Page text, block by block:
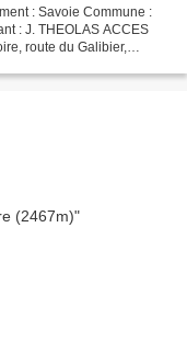
: Savoie Commune :
: J. THEOLAS ACCES
route du Galibier,